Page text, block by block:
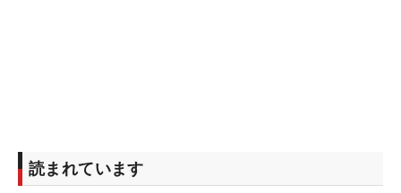
読まれています